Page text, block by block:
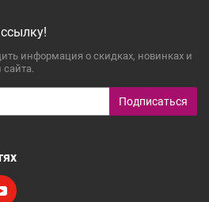
информация о скидках, новинках и
сайта.
Подписаться